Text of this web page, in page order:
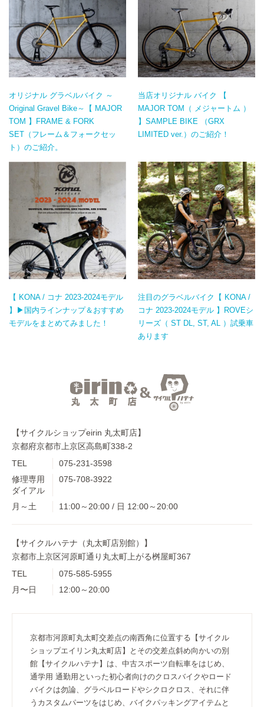
オリジナル グラベルバイク ～
Original Gravel Bike～【 MAJOR
TOM 】FRAME & FORK
SET（フレーム＆フォークセッ
ト）のご紹介。
当店オリジナル バイク 【
MAJOR TOM（ メジャートム ）
】SAMPLE BIKE （GRX
LIMITED ver.）のご紹介！
【 KONA / コナ 2023-2024モデル
】▶国内ラインナップ＆おすすめ
モデルをまとめてみました！
注目のグラベルバイク【 KONA /
コナ 2023-2024モデル 】ROVEシ
リーズ（ ST DL, ST, AL ）試乗車
あります
【サイクルショップeirin 丸太町店】
京都府京都市上京区高島町338-2
TEL
075-231-3598
修理専用
ダイアル
075-708-3922
月～土 11:00～20:00 / 日 12:00～20:00
【サイクルハテナ（丸太町店別館）】
京都市上京区河原町通り丸太町上がる桝屋町367
TEL
075-585-5955
月〜日
12:00～20:00
京都市河原町丸太町交差点の南西角に位置する【サイクル
ショップエイリン丸太町店】とその交差点斜め向かいの別
館【サイクルハテナ】は、中古スポーツ自転車をはじめ、
通学用 通勤用といった初心者向けのクロスバイクやロード
バイクは勿論、グラベルロードやシクロクロス、それに伴
うカスタムパーツをはじめ、バイクパッキングアイテムと